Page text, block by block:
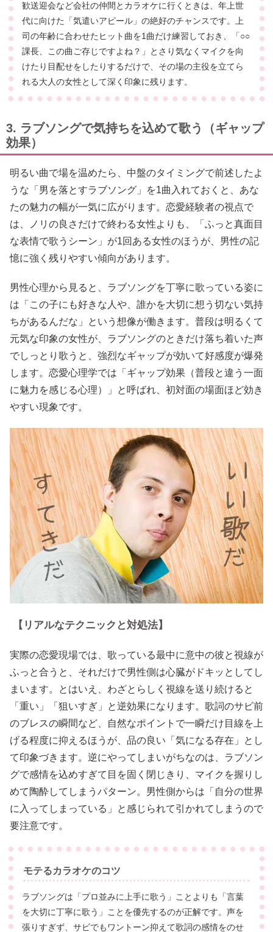
歓送迎会など会社の仲間とカラオケに行くときは、年上世
代に向けた「気遣いアピール」の絶好のチャンスです。上
司の年齢に合わせたヒット曲を1曲だけ練習しておき、「○○
課長、この曲ご存じですよね？」とさり気なくマイクを向
けたり目配せをしたりするだけで、その場の主役を立てら
れる大人の女性として深く印象に残ります。
3. ラブソングで気持ちを込めて歌う（ギャップ
効果）
明るい曲で場を温めたら、中盤のタイミングで前述したよ
うな「男を落とすラブソング」を1曲入れておくと、あな
たの魅力の幅が一気に広がります。恋愛経験者の視点で
は、ノリの良さだけで終わる女性よりも、「ふっと真面目
な表情で歌うシーン」が1回ある女性のほうが、男性の記
憶に強く残りやすい傾向があります。
男性心理から見ると、ラブソングを丁寧に歌っている姿に
は「この子にも好きな人や、誰かを大切に想う切ない気持
ちがあるんだな」という想像が働きます。普段は明るくて
元気な印象の女性が、ラブソングのときだけ落ち着いた声
でしっとり歌うと、強烈なギャップが効いて好感度が爆発
します。恋愛心理学では「ギャップ効果（普段と違う一面
に魅力を感じる心理）」と呼ばれ、初対面の場面ほど効き
やすい現象です。
【リアルなテクニックと対処法】
実際の恋愛現場では、歌っている最中に意中の彼と視線が
ふっと合うと、それだけで男性側は心臓がドキッとしてし
まいます。とはいえ、わざとらしく視線を送り続けると
「重い」「狙いすぎ」と逆効果になります。歌詞のサビ前
のブレスの瞬間など、自然なポイントで一瞬だけ目線を上
げる程度に抑えるほうが、品の良い「気になる存在」とし
て印象づきます。逆にやってしまいがちなのは、ラブソン
グで感情を込めすぎて目を固く閉じきり、マイクを握りし
めて陶酔してしまうパターン。男性側からは「自分の世界
に入ってしまっている」と感じられて引かれてしまうので
要注意です。
モテるカラオケのコツ
ラブソングは「プロ並みに上手に歌う」ことよりも「言葉
を大切に丁寧に歌う」ことを優先するのが正解です。声を
張りすぎず、サビでもワントーン抑えて歌詞の感情をのせ